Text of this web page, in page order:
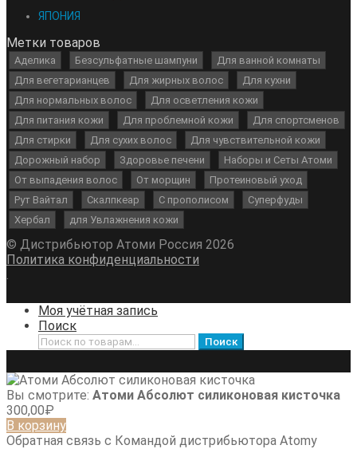
ЯПОНИЯ
Метки товаров
Аделика Безсульфатные шампуни
Для ванной комнаты
Для вегетарианцев
Для жирных волос
Для кухни
Для нормальных волос
Для осветления кожи
Для питания кожи
Для проблемной кожи
Для спортсменов
Для стирки
Для сухих волос
Для чувствительной кожи
Дорожный набор
Здоровье печени
Наборы и Сеты Атоми
От выпадения волос
От морщин
Протеиновый уход
Рут Вайтал
Скалпкеар С прополисом
Суперфуды
Хербал
для Увлажнения кожи
© Дистрибьютор Атоми Россия 2026
Политика конфиденциальности
.
Моя учётная запись
Поиск
Искать:
Поиск
Вы смотрите: Атоми Абсолют силиконовая кисточка
300,00₽
В корзину
Обратная связь с Командой дистрибьютора Atomy